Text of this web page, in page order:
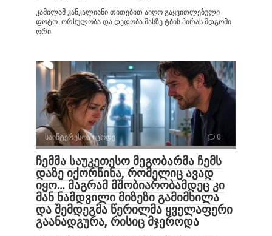
კამილამ კანკალიანი თითებით აიღო გაყვითლებული
ფოტო. ორსულობა და დედობა მასზე ტბის პირას მდგომი
ორი
საინტერესოა იცოდე 0
ჩემმა საუკეთესო მეგობარმა ჩემს
დაზე იქორწინა, რომელიც ავად
იყო… მაგრამ მშობიარობამდეც კი
მან ნამდვილი მიზეზი გამიმხილა
და შემდეგმა წერილმა ყველაფერი
გაანადგურა, რისიც მჯეროდა